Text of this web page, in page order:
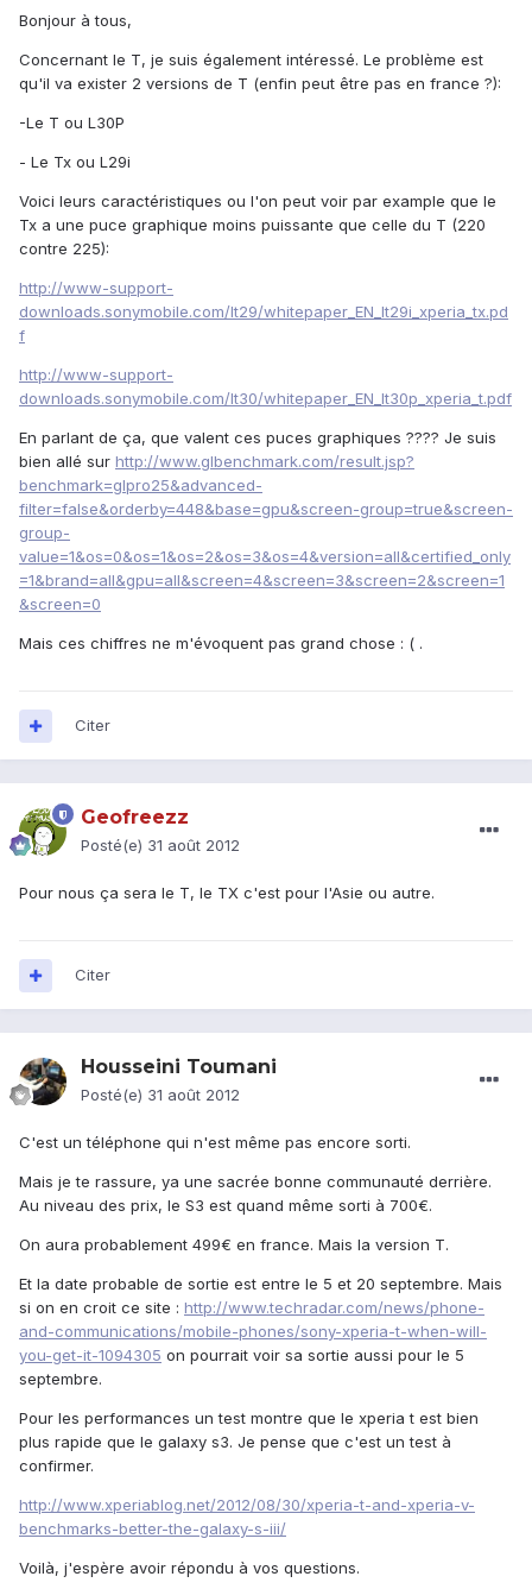
Bonjour à tous,
Concernant le T, je suis également intéressé. Le problème est
qu'il va exister 2 versions de T (enfin peut être pas en france ?):
-Le T ou L30P
- Le Tx ou L29i
Voici leurs caractéristiques ou l'on peut voir par example que le
Tx a une puce graphique moins puissante que celle du T (220
contre 225):
http://www-support-
downloads.sonymobile.com/lt29/whitepaper_EN_lt29i_xperia_tx.pd
f
http://www-support-
downloads.sonymobile.com/lt30/whitepaper_EN_lt30p_xperia_t.pdf
En parlant de ça, que valent ces puces graphiques ???? Je suis
bien allé sur http://www.glbenchmark.com/result.jsp?
benchmark=glpro25&advanced-
filter=false&orderby=448&base=gpu&screen-group=true&screen-
group-
value=1&os=0&os=1&os=2&os=3&os=4&version=all&certified_only
=1&brand=all&gpu=all&screen=4&screen=3&screen=2&screen=1
&screen=0
Mais ces chiffres ne m'évoquent pas grand chose : ( .
Citer
Geofreezz
Posté(e) 31 août 2012
Pour nous ça sera le T, le TX c'est pour l'Asie ou autre.
Citer
Housseini Toumani
Posté(e) 31 août 2012
C'est un téléphone qui n'est même pas encore sorti.
Mais je te rassure, ya une sacrée bonne communauté derrière.
Au niveau des prix, le S3 est quand même sorti à 700€.
On aura probablement 499€ en france. Mais la version T.
Et la date probable de sortie est entre le 5 et 20 septembre. Mais
si on en croit ce site : http://www.techradar.com/news/phone-
and-communications/mobile-phones/sony-xperia-t-when-will-
you-get-it-1094305 on pourrait voir sa sortie aussi pour le 5
septembre.
Pour les performances un test montre que le xperia t est bien
plus rapide que le galaxy s3. Je pense que c'est un test à
confirmer.
http://www.xperiablog.net/2012/08/30/xperia-t-and-xperia-v-
benchmarks-better-the-galaxy-s-iii/
Voilà, j'espère avoir répondu à vos questions.